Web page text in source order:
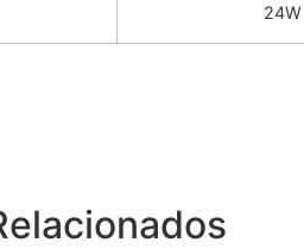
24W